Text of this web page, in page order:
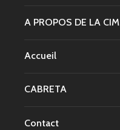
A PROPOS DE LA CIM
Accueil
CABRETA
Contact